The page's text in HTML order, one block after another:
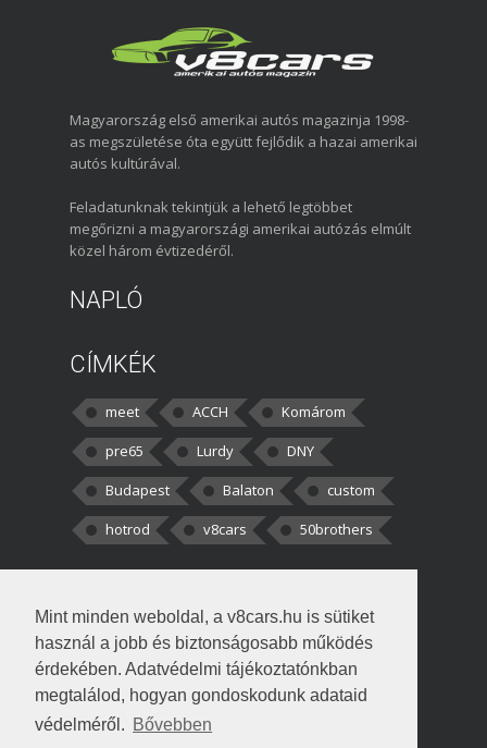
Mint minden weboldal, a v8cars.hu is sütiket
használ a jobb és biztonságosabb működés
érdekében. Adatvédelmi tájékoztatónkban
megtalálod, hogyan gondoskodunk adataid
védelméről. Bővebben
Magyarország első amerikai autós magazinja 1998-
as megszületése óta együtt fejlődik a hazai amerikai
autós kultúrával.
Feladatunknak tekintjük a lehető legtöbbet
megőrizni a magyarországi amerikai autózás elmúlt
közel három évtizedéről.
NAPLÓ
CÍMKÉK
meet ACCH
Komárom
pre65
Lurdy
DNY
Budapest
Balaton
custom
hotrod
v8cars 50brothers
kortisz:Elszúrtam! Én csak két
darabbaal számoltam. Nem tudtam, hogy fél autót,
Béke:
!fasza Örültem is nagyon, amikor